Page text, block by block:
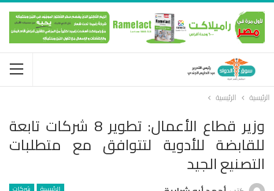
الرئيسية الرئيسية
وزير قطاع الأعمال: تطوير 8 شركات تابعة
للقابضة للأدوية لتتوافق مع متطلبات
التصنيع الجيد
الرئيسية شركات